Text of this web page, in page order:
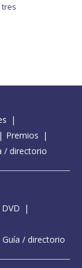
tres
Premios
/ directorio
DVD
Guía / directorio